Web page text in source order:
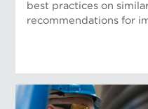
best practices on
recommendations for